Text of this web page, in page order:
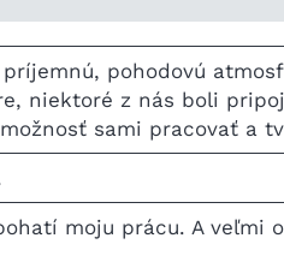
pohodovú
niektoré z nás boli
sami pracovať a
moju prácu. A veľmi